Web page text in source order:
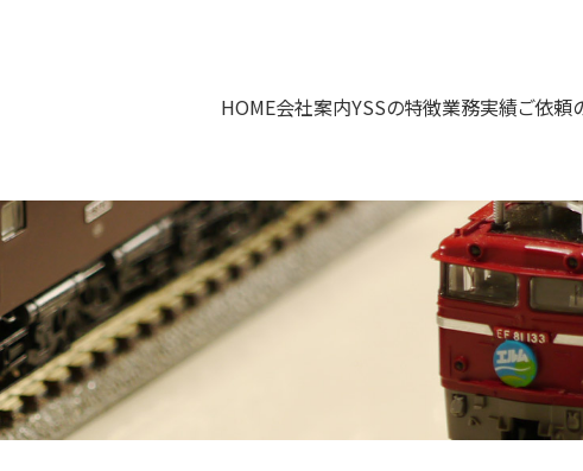
HOME会社案内YSSの特徴業務実績ご依頼